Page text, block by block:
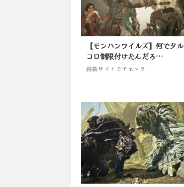
【モンハンワイルズ】何でタル
コロ制限付けたんだろ…
掲載サイトでチェック